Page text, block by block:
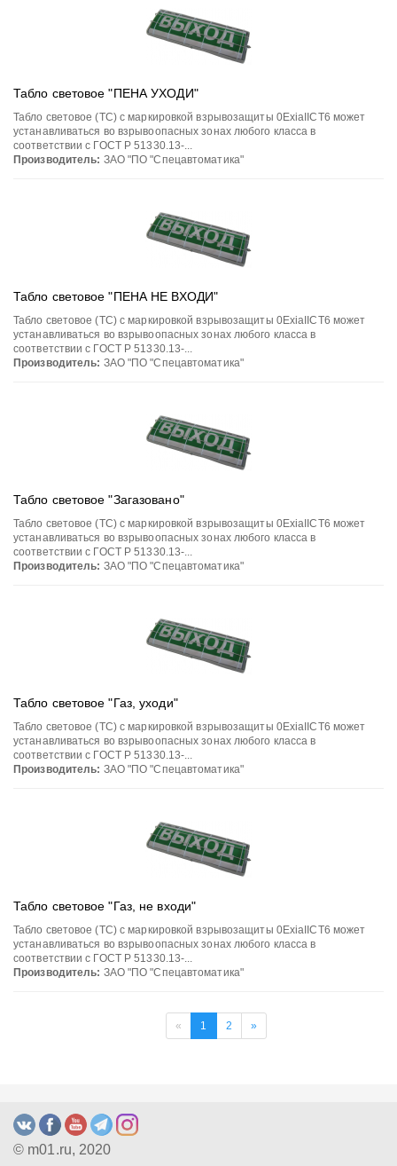
Табло световое "ПЕНА УХОДИ"
Табло световое (ТС) с маркировкой взрывозащиты 0ЕхiаIIСT6 может
устанавливаться во взрывоопасных зонах любого класса в
соответствии с ГОСТ Р 51330.13-...
Производитель: ЗАО "ПО "Спецавтоматика"
Табло световое "ПЕНА НЕ ВХОДИ"
Табло световое (ТС) с маркировкой взрывозащиты 0ЕхiаIIСT6 может
устанавливаться во взрывоопасных зонах любого класса в
соответствии с ГОСТ Р 51330.13-...
Производитель: ЗАО "ПО "Спецавтоматика"
Табло световое "Загазовано"
Табло световое (ТС) с маркировкой взрывозащиты 0ЕхiаIIСT6 может
устанавливаться во взрывоопасных зонах любого класса в
соответствии с ГОСТ Р 51330.13-...
Производитель: ЗАО "ПО "Спецавтоматика"
Табло световое "Газ, уходи"
Табло световое (ТС) с маркировкой взрывозащиты 0ЕхiаIIСT6 может
устанавливаться во взрывоопасных зонах любого класса в
соответствии с ГОСТ Р 51330.13-...
Производитель: ЗАО "ПО "Спецавтоматика"
Табло световое "Газ, не входи"
Табло световое (ТС) с маркировкой взрывозащиты 0ЕхiаIIСT6 может
устанавливаться во взрывоопасных зонах любого класса в
соответствии с ГОСТ Р 51330.13-...
Производитель: ЗАО "ПО "Спецавтоматика"
« 1 2 »
© m01.ru, 2020